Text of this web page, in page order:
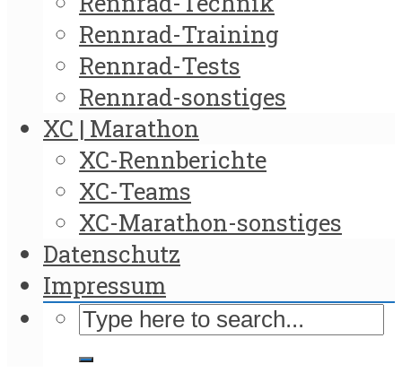
Rennrad-Training
Rennrad-Tests
Rennrad-sonstiges
XC | Marathon
XC-Rennberichte
XC-Teams
XC-Marathon-sonstiges
Datenschutz
Impressum